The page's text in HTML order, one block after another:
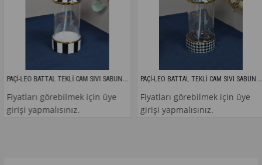
PAÇİ-LEO BATTAL TEKLİ CAM SIVI SABUNLUK
görebilmek için üye
PAÇİ-LEO BATTAL TEKLİ CAM SIVI SABUNLUK
Fiyatları görebilmek için üye
girişi yapmalısınız.